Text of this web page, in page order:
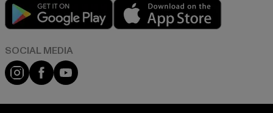
Play market
Instagram
FacebookYouTube